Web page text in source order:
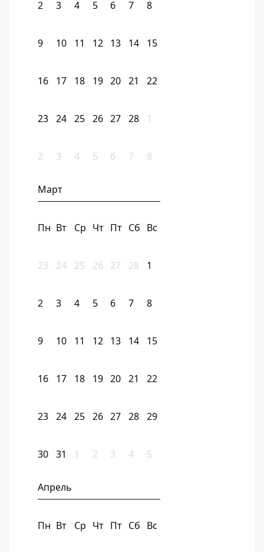
2 3 4 5 6 7 8
9 10 11 12 13 14 15
16 17 18 19 20 21 22
23 24 25 26 27 28 1
2 3 4 5 6 7 8
Март
Пн Вт Ср Чт Пт Сб Вс
23 24 25 26 27 28 1
2 3 4 5 6 7 8
9 10 11 12 13 14 15
16 17 18 19 20 21 22
23 24 25 26 27 28 29
30 31 1 2 3 4 5
Апрель
Пн Вт Ср Чт Пт Сб Вс